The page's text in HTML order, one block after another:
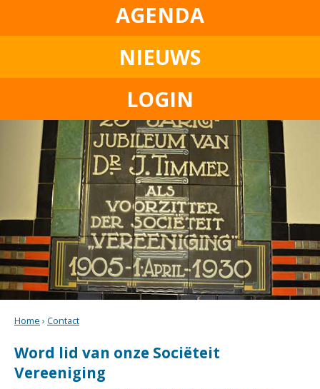
AGENDA
NIEUWS
LOGIN
Home › Contact
Word lid van onze Sociëteit
Vereeniging